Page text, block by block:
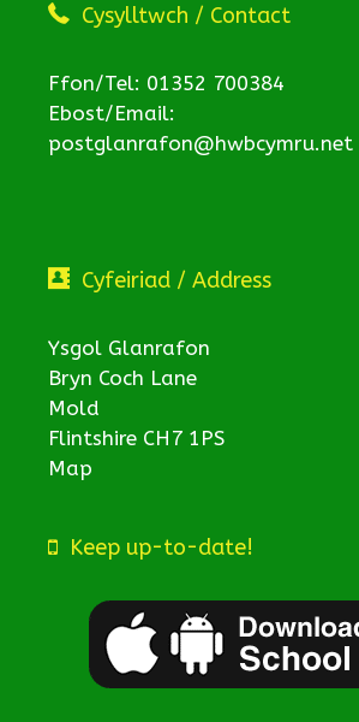
Cysylltwch / Contact
Ffon/Tel: 01352 700384
Ebost/Email:
postglanrafon@hwbcymru.net
Cyfeiriad / Address
Ysgol Glanrafon
Bryn Coch Lane
Mold
Flintshire CH7 1PS
Map
Keep up-to-date!